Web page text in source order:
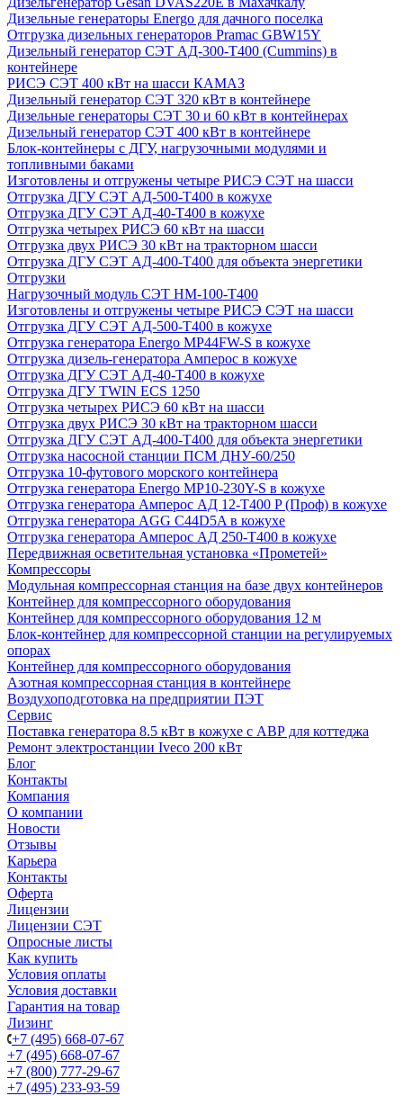
Дизельные генераторы Energo для дачного поселка
Отгрузка дизельных генераторов Pramac GВW15Y
Дизельный генератор СЭТ АД-300-Т400 (Cummins) в
контейнере
РИСЭ СЭТ 400 кВт на шасси КАМАЗ
Дизельный генератор СЭТ 320 кВт в контейнере
Дизельные генераторы СЭТ 30 и 60 кВт в контейнерах
Дизельный генератор СЭТ 400 кВт в контейнере
Блок-контейнеры с ДГУ, нагрузочными модулями и
топливными баками
Изготовлены и отгружены четыре РИСЭ СЭТ на шасси
Отгрузка ДГУ СЭТ АД-500-Т400 в кожухе
Отгрузка ДГУ СЭТ АД-40-Т400 в кожухе
Отгрузка четырех РИСЭ 60 кВт на шасси
Отгрузка двух РИСЭ 30 кВт на тракторном шасси
Отгрузка ДГУ СЭТ АД-400-Т400 для объекта энергетики
Отгрузки
Нагрузочный модуль СЭТ НМ-100-Т400
Изготовлены и отгружены четыре РИСЭ СЭТ на шасси
Отгрузка ДГУ СЭТ АД-500-Т400 в кожухе
Отгрузка генератора Energo MP44FW-S в кожухе
Отгрузка дизель-генератора Амперос в кожухе
Отгрузка ДГУ СЭТ АД-40-Т400 в кожухе
Отгрузка ДГУ TWIN ECS 1250
Отгрузка четырех РИСЭ 60 кВт на шасси
Отгрузка двух РИСЭ 30 кВт на тракторном шасси
Отгрузка ДГУ СЭТ АД-400-Т400 для объекта энергетики
Отгрузка насосной станции ПСМ ДНУ-60/250
Отгрузка 10-футового морского контейнера
Отгрузка генератора Energo MP10-230Y-S в кожухе
Отгрузка генератора Амперос АД 12-Т400 P (Проф) в кожухе
Отгрузка генератора AGG C44D5A в кожухе
Отгрузка генератора Амперос АД 250-Т400 в кожухе
Передвижная осветительная установка «Прометей»
Компрессоры
Модульная компрессорная станция на базе двух контейнеров
Контейнер для компрессорного оборудования
Контейнер для компрессорного оборудования 12 м
Блок-контейнер для компрессорной станции на регулируемых
опорах
Контейнер для компрессорного оборудования
Азотная компрессорная станция в контейнере
Воздухоподготовка на предприятии ПЭТ
Сервис
Поставка генератора 8.5 кВт в кожухе с АВР для коттеджа
Ремонт электростанции Iveco 200 кВт
Блог
Контакты
Компания
О компании
Новости
Отзывы
Карьера
Контакты
Оферта
Лицензии
Лицензии СЭТ
Опросные листы
Как купить
Условия оплаты
Условия доставки
Гарантия на товар
Лизинг
+7 (495) 668-07-67
+7 (495) 668-07-67
+7 (800) 777-29-67
+7 (495) 233-93-59